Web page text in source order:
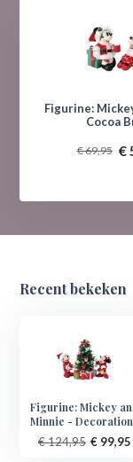
Figurine:
Cocoa
€ 69,95 €
Recent bekeken
Figurine: Mickey
Minnie -
€ 124,95 € 99,95